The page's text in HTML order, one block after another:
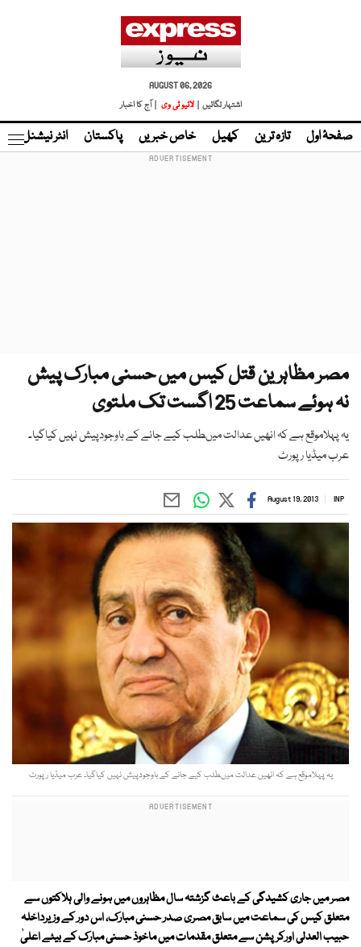
AUGUST 06, 2026
اشتہار لگائیں |
لائیو ٹی وی | آج کا اخبار
صفحۂ اول تازہ ترین کھیل خاص خبریں پاکستان انٹر نیشنل
مصر مظاہرین قتل کیس میں حسنی مبارک پیش
نہ ہوئے سماعت 25 اگست تک ملتوی
یہ پہلاموقع ہے کہ انھیں عدالت میںطلب کیے جانے کے باوجودپیش نہیں کیاگیا۔
عرب میڈیا رپورٹ
INP
August 19, 2013
یہ پہلاموقع ہے کہ انھیں عدالت میںطلب کیے جانے کے باوجودپیش نہیں کیاگیا۔ عرب میڈیا رپورٹ
مصر میں جاری کشیدگی کے باعث گزشتہ سال مظاہروں میں ہونے والی ہلاکتوں سے
متعلق کیس کی سماعت میں سابق مصری صدر حسنی مبارک، اس دور کے وزیرداخلہ
حبیب العدلی اورکرپشن سے متعلق مقدمات میں ماخوذ حسنی مبارک کے بیٹے اعلیٰ